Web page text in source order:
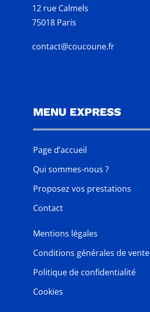
12 rue Calmels
75018 Paris
contact@coucoune.fr
MENU EXPRESS
Page d’accueil
Qui sommes-nous ?
Proposez vos prestations
Contact
Mentions légales
Conditions générales de vente
Politique de confidentialité
Cookies